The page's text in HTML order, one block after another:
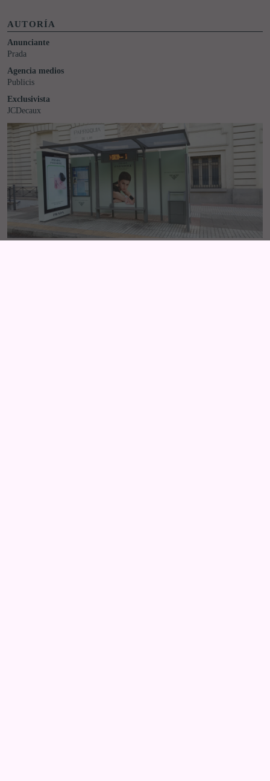
AUTORÍA
Anunciante
Prada
Agencia medios
Publicis
Exclusivista
JCDecaux